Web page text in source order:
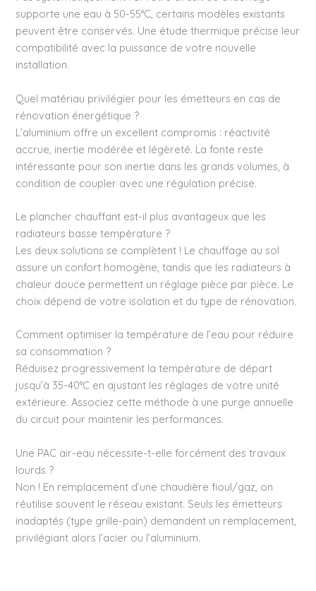
supporte une eau à 50-55°C, certains modèles existants
peuvent être conservés. Une étude thermique précise leur
compatibilité avec la puissance de votre nouvelle
installation.
Quel matériau privilégier pour les émetteurs en cas de
rénovation énergétique ?
L’aluminium offre un excellent compromis : réactivité
accrue, inertie modérée et légèreté. La fonte reste
intéressante pour son inertie dans les grands volumes, à
condition de coupler avec une régulation précise.
Le plancher chauffant est-il plus avantageux que les
radiateurs basse température ?
Les deux solutions se complètent ! Le chauffage au sol
assure un confort homogène, tandis que les radiateurs à
chaleur douce permettent un réglage pièce par pièce. Le
choix dépend de votre isolation et du type de rénovation.
Comment optimiser la température de l’eau pour réduire
sa consommation ?
Réduisez progressivement la température de départ
jusqu’à 35-40°C en ajustant les réglages de votre unité
extérieure. Associez cette méthode à une purge annuelle
du circuit pour maintenir les performances.
Une PAC air-eau nécessite-t-elle forcément des travaux
lourds ?
Non ! En remplacement d’une chaudière fioul/gaz, on
réutilise souvent le réseau existant. Seuls les émetteurs
inadaptés (type grille-pain) demandent un remplacement,
privilégiant alors l’acier ou l’aluminium.